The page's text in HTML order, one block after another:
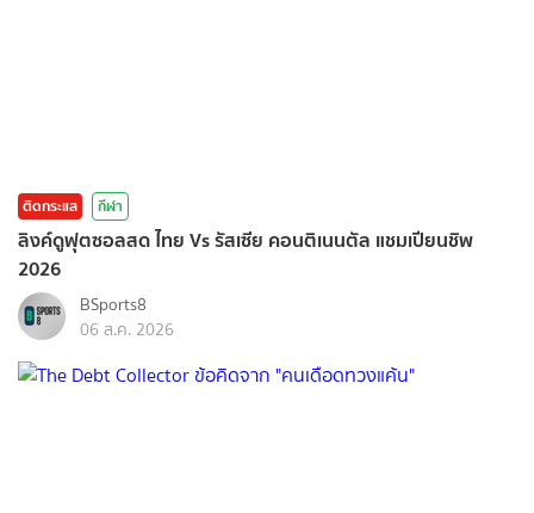
ติดกระแส กีฬา
ลิงค์ดูฟุตซอลสด ไทย Vs รัสเซีย คอนติเนนตัล แชมเปียนชิพ
2026
BSports8
06 ส.ค. 2026